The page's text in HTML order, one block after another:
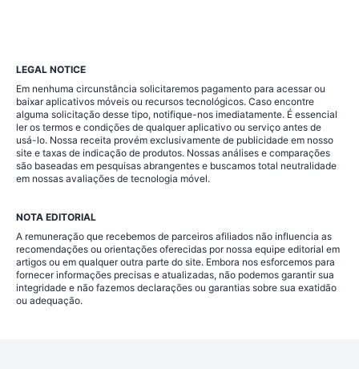
LEGAL NOTICE
Em nenhuma circunstância solicitaremos pagamento para acessar ou
baixar aplicativos móveis ou recursos tecnológicos. Caso encontre
alguma solicitação desse tipo, notifique-nos imediatamente. É essencial
ler os termos e condições de qualquer aplicativo ou serviço antes de
usá-lo. Nossa receita provém exclusivamente de publicidade em nosso
site e taxas de indicação de produtos. Nossas análises e comparações
são baseadas em pesquisas abrangentes e buscamos total neutralidade
em nossas avaliações de tecnologia móvel.
NOTA EDITORIAL
A remuneração que recebemos de parceiros afiliados não influencia as
recomendações ou orientações oferecidas por nossa equipe editorial em
artigos ou em qualquer outra parte do site. Embora nos esforcemos para
fornecer informações precisas e atualizadas, não podemos garantir sua
integridade e não fazemos declarações ou garantias sobre sua exatidão
ou adequação.